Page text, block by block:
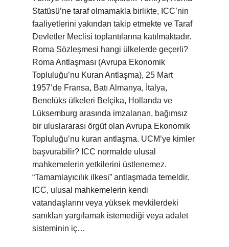
Statüsü’ne taraf olmamakla birlikte, ICC’nin
faaliyetlerini yakından takip etmekte ve Taraf
Devletler Meclisi toplantılarına katılmaktadır.
Roma Sözleşmesi hangi ülkelerde geçerli?
Roma Antlaşması (Avrupa Ekonomik
Topluluğu’nu Kuran Antlaşma), 25 Mart
1957’de Fransa, Batı Almanya, İtalya,
Benelüks ülkeleri Belçika, Hollanda ve
Lüksemburg arasında imzalanan, bağımsız
bir uluslararası örgüt olan Avrupa Ekonomik
Topluluğu’nu kuran antlaşma. UCM’ye kimler
başvurabilir? ICC normalde ulusal
mahkemelerin yetkilerini üstlenemez.
“Tamamlayıcılık ilkesi” antlaşmada temeldir.
ICC, ulusal mahkemelerin kendi
vatandaşlarını veya yüksek mevkilerdeki
sanıkları yargılamak istemediği veya adalet
sisteminin iç…